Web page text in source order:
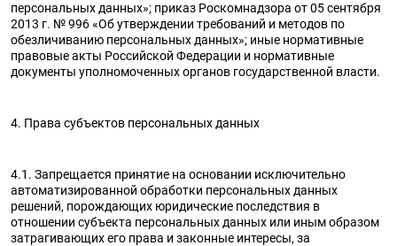
персональных данных»; приказ Роскомнадзора от 05 сентября
2013 г. № 996 «Об утверждении требований и методов по
обезличиванию персональных данных»; иные нормативные
правовые акты Российской Федерации и нормативные
документы уполномоченных органов государственной власти.
4. Права субъектов персональных данных
4.1. Запрещается принятие на основании исключительно
автоматизированной обработки персональных данных
решений, порождающих юридические последствия в
отношении субъекта персональных данных или иным образом
затрагивающих его права и законные интересы, за